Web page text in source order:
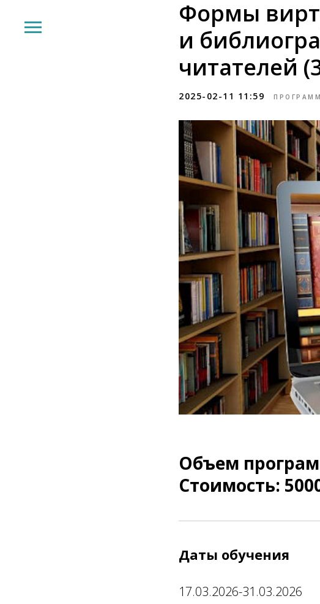
Формы
и
читателей
2025-02-11 11:59
Объем
Стоимость:
Даты обучения
17.03.2026-31.03.2026